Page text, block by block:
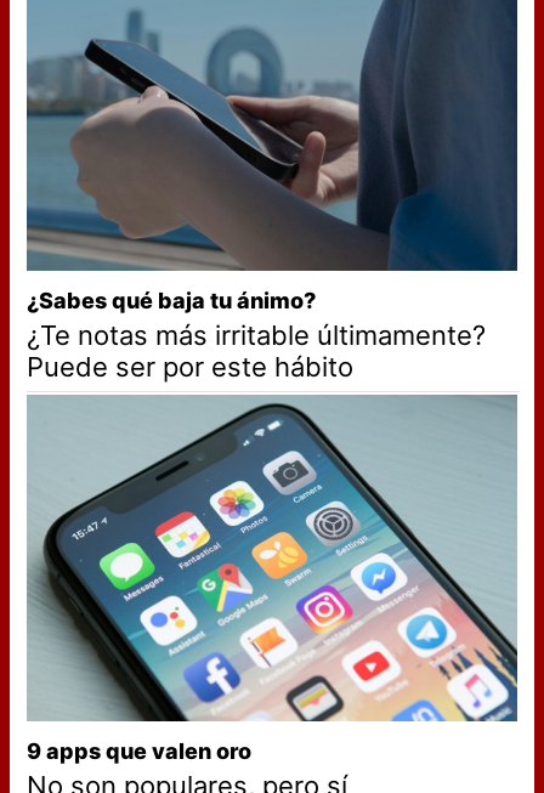
¿Sabes qué baja tu ánimo?
¿Te notas más irritable últimamente?
Puede ser por este hábito
9 apps que valen oro
No son populares, pero sí